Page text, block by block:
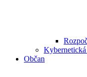
Občan